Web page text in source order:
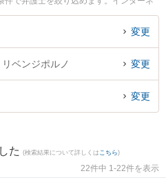
個人特定等の細かな分野での絞り込み検
所の貞永 憲佑弁護士や虎ノ門法律経済事
リベンジポルノのトラブルを今すぐに弁
のトラブル解決の実績豊富な近くの弁護
ベンジポルノを法律相談できる大分県内
変更
ベンジポルノ 変更
変更
た (検索結果について詳しくは こちら)
22件中 1-22件を表示